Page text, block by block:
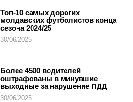
Топ-10 самых дорогих
молдавских футболистов конца
сезона 2024/25
30/06/2025
Более 4500 водителей
оштрафованы в минувшие
выходные за нарушение ПДД
30/06/2025